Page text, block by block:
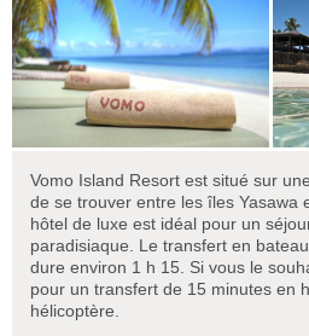
Vomo Island Resort est situé sur
de se trouver entre les îles Yasawa
hôtel de luxe est idéal pour un
paradisiaque. Le transfert en
dure environ 1 h 15. Si vous le
pour un transfert de 15 minutes en
hélicoptère.